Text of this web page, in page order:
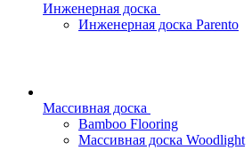
Инженерная доска
Инженерная доска Parento
Массивная доска
Bamboo Flooring
Массивная доска Woodlight